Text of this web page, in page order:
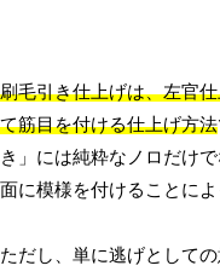
刷毛引き仕上げは、左官
て筋目を付ける仕上げ方法
き」には純粋なノロだけ
面に模様を付けることに
ただし、単に逃げとしての